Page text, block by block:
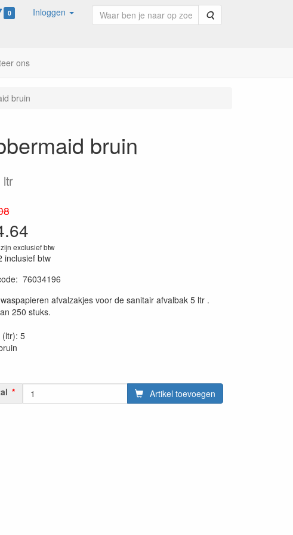
0 Inloggen Zoeken
ons
bruin
bruin
ltr
exclusief btw
inclusief btw
: 76034196
afvalzakjes voor de sanitair afvalbak 5 ltr .
250 stuks.
(ltr): 5
Artikel toevoegen